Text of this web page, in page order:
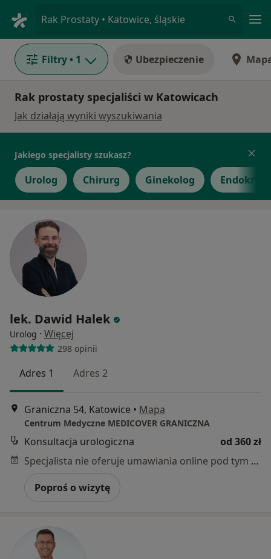
Rak Prostaty • Katowice, śląskie
Filtry • 1 Ubezpieczenie
Rak prostaty specjaliści w Katowicach
Jak działają wyniki wyszukiwania
Jakiego specjalisty szukasz?
Urolog Chirurg Ginekolog
lek. Dawid Halek
Urolog · Więcej
298 opinii
Adres 1 Adres 2
Graniczna 54, Katowice • Mapa
Centrum Medyczne MEDICOVER GRANICZNA
Konsultacja urologiczna
od 360 zł
Specjalista nie oferuje umawiania online pod tym adresem.
Poproś o wizytę